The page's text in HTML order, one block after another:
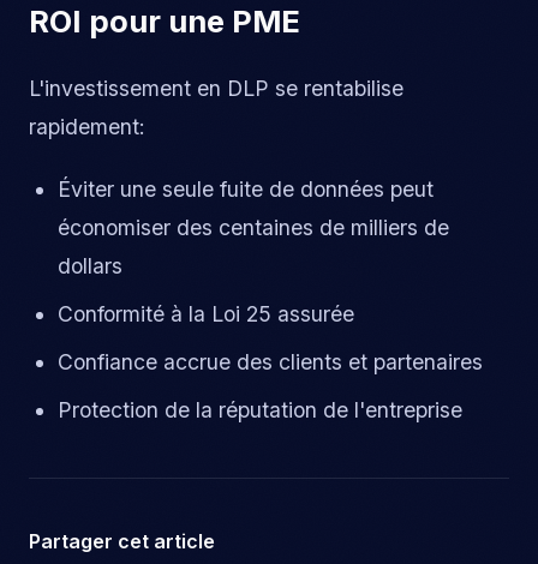
ROI pour une PME
L'investissement en DLP se rentabilise
rapidement:
Éviter une seule fuite de données peut
économiser des centaines de milliers de
dollars
Conformité à la Loi 25 assurée
Confiance accrue des clients et partenaires
Protection de la réputation de l'entreprise
Partager cet article